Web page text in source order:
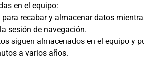
en el equipo:
recabar y almacenar datos
sesión de navegación.
siguen almacenados en el equipo y
a varios años.